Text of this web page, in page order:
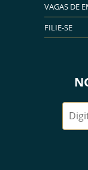
VAGAS DE
FILIE-SE